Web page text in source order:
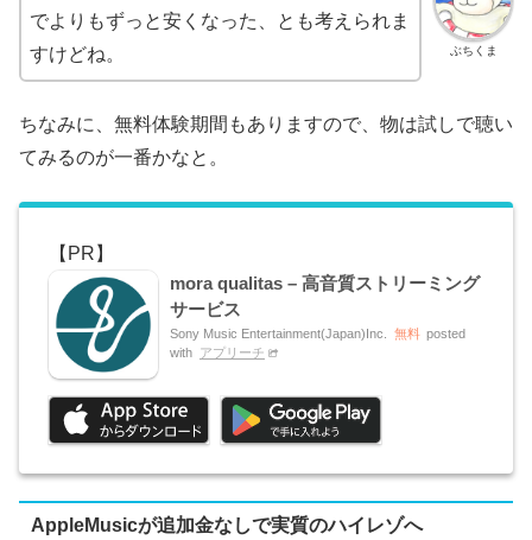
ぶちくま
でよりもずっと安くなった、とも考えられま
すけどね。
ちなみに、無料体験期間もありますので、物は試しで聴い
てみるのが一番かなと。
mora qualitas – 高音質ストリーミング
サービス
Sony Music Entertainment(Japan)Inc. 無料 posted
with アプリーチ
AppleMusicが追加金なしで実質のハイレゾへ